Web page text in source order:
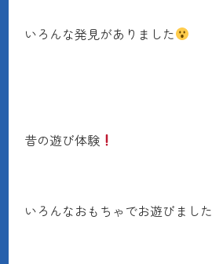
いろんな発見がありました
昔の遊び体験
いろんなおもちゃでお遊びました